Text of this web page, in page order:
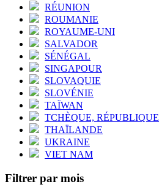
RÉUNION
ROUMANIE
ROYAUME-UNI
SALVADOR
SÉNÉGAL
SINGAPOUR
SLOVAQUIE
SLOVÉNIE
TAÏWAN
TCHÈQUE, RÉPUBLIQUE
THAÏLANDE
UKRAINE
VIET NAM
Filtrer par mois